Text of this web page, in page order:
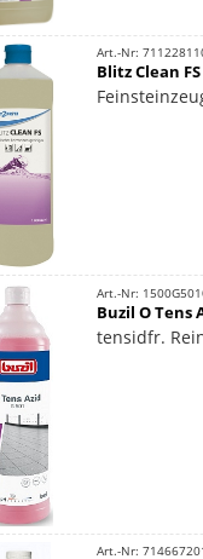
Art.-Nr:
Blitz Clean
Art.-Nr:
Buzil O Tens
tensidfr.
Art.-Nr: